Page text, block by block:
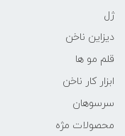
ژل
دیزاین ناخن
قلم مو ها
ابزار کار ناخن
سرسوهان
محصولات مژه